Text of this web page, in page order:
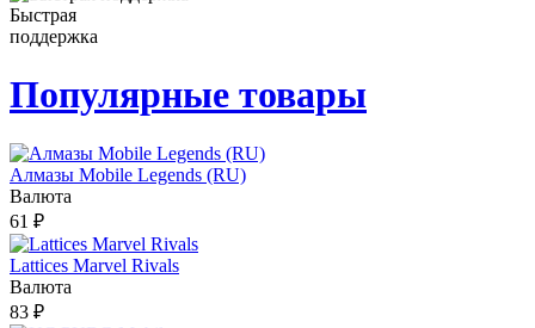
Быстрая
поддержка
Популярные товары
Алмазы Mobile Legends (RU)
Валюта
61 ₽
Lattices Marvel Rivals
Валюта
83 ₽